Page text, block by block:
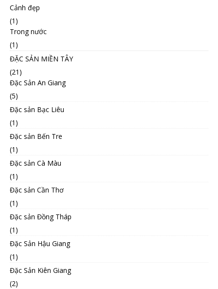
Cảnh đẹp
(1)
Trong nước
(1)
ĐẶC SẢN MIỀN TÂY
(21)
Đặc Sản An Giang
(5)
Đặc sản Bạc Liêu
(1)
Đặc sản Bến Tre
(1)
Đặc sản Cà Màu
(1)
Đặc sản Cần Thơ
(1)
Đặc sản Đồng Tháp
(1)
Đặc Sản Hậu Giang
(1)
Đặc Sản Kiên Giang
(2)